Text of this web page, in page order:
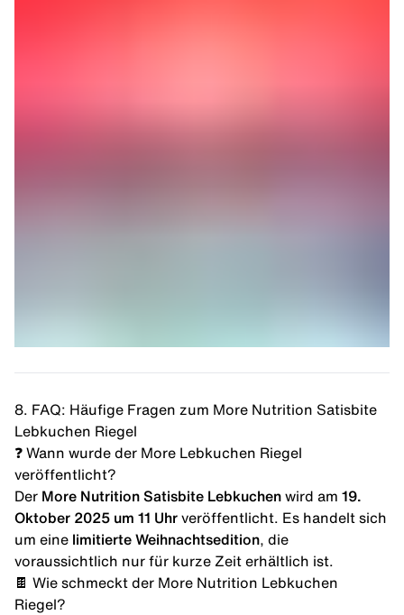
8. FAQ: Häufige Fragen zum More Nutrition Satisbite
Lebkuchen Riegel
❓ Wann wurde der More Lebkuchen Riegel
veröffentlicht?
Der More Nutrition Satisbite Lebkuchen wird am 19.
Oktober 2025 um 11 Uhr veröffentlicht. Es handelt sich
um eine limitierte Weihnachtsedition , die
voraussichtlich nur für kurze Zeit erhältlich ist.
🍫 Wie schmeckt der More Nutrition Lebkuchen
Riegel?